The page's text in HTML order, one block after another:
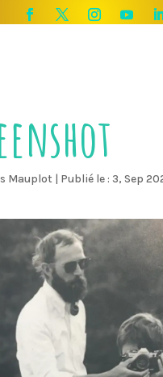
Mauplot | Publié le : 3, Sep